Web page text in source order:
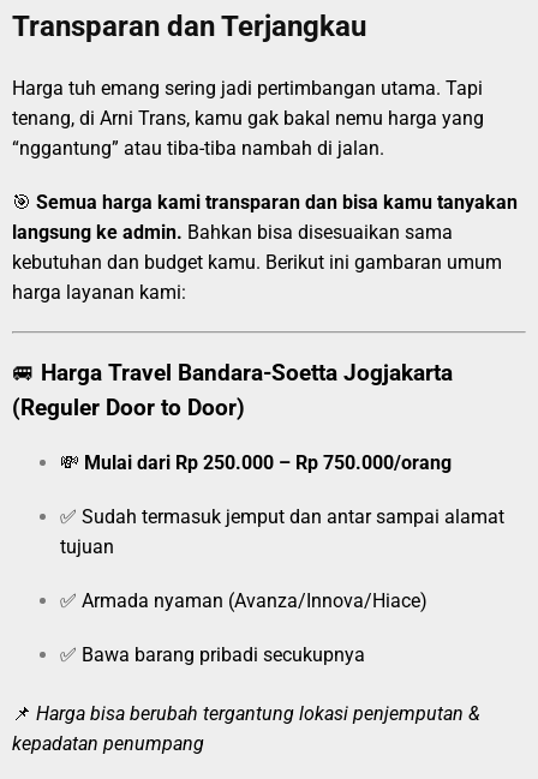
Transparan dan Terjangkau
Harga tuh emang sering jadi pertimbangan utama. Tapi
tenang, di Arni Trans, kamu gak bakal nemu harga yang
“nggantung” atau tiba-tiba nambah di jalan.
🎯 Semua harga kami transparan dan bisa kamu tanyakan
langsung ke admin. Bahkan bisa disesuaikan sama
kebutuhan dan budget kamu. Berikut ini gambaran umum
harga layanan kami:
🚐 Harga Travel Bandara-Soetta Jogjakarta
(Reguler Door to Door)
💸 Mulai dari Rp 250.000 – Rp 750.000/orang
✅ Sudah termasuk jemput dan antar sampai alamat
tujuan
✅ Armada nyaman (Avanza/Innova/Hiace)
✅ Bawa barang pribadi secukupnya
📌 Harga bisa berubah tergantung lokasi penjemputan &
kepadatan penumpang